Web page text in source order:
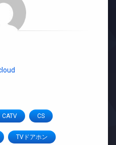
CATV CS
TVドアホン